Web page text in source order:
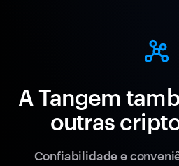
A Tangem
outras
Confiabilidade e